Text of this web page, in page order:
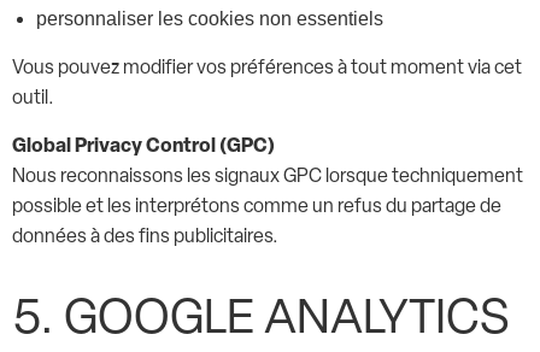
personnaliser les cookies non essentiels
Vous pouvez modifier vos préférences à tout moment via cet
outil.
Global Privacy Control (GPC)
Nous reconnaissons les signaux GPC lorsque techniquement
possible et les interprétons comme un refus du partage de
données à des fins publicitaires.
5. GOOGLE ANALYTICS